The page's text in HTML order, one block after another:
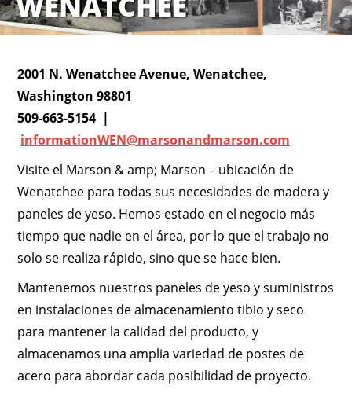
2001 N. Wenatchee Avenue, Wenatchee,
Washington 98801
509-663-5154 |
informationWEN@marsonandmarson.com
Visite el Marson & amp; Marson – ubicación de
Wenatchee para todas sus necesidades de madera y
paneles de yeso. Hemos estado en el negocio más
tiempo que nadie en el área, por lo que el trabajo no
solo se realiza rápido, sino que se hace bien.
Mantenemos nuestros paneles de yeso y suministros
en instalaciones de almacenamiento tibio y seco
para mantener la calidad del producto, y
almacenamos una amplia variedad de postes de
acero para abordar cada posibilidad de proyecto.